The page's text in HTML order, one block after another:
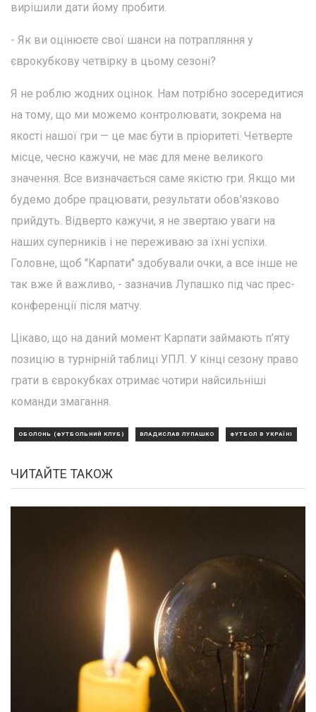
вирішили дати йому пробити.
- Як ви оцінюєте свої шанси на потрапляння у
єврокубкову четвірку в цьому сезоні?
Я не роблю жодних оцінок. Нам потрібно зосередитися
на тому, що ми можемо контролювати, зокрема на
якості нашої гри — це має бути в пріоритеті. Четверте
місце, чесно кажучи, не має для мене великого
значення. Все визначається саме якістю гри. Якщо ми
будемо добре працювати, результати обов'язково
прийдуть. Відверто кажучи, я не звертаю уваги на
наших суперників і не переживаю за їхні успіхи.
Головне, щоб "Карпати" здобували очки, а все інше не
так вже й важливо, - зазначив Лупашко під час прес-
конференції після матчу.
Цікаво, що на даний момент Карпати займають п’яту
позицію в турнірній таблиці УПЛ. У кінці сезону право
грати в єврокубках отримає чотири найсильніші
команди змагання.
ОБОЛОНЬ (ФУТБОЛЬНИЙ КЛУБ) ВЛАДИСЛАВ ЛУПАШКО ФУТБОЛ В УКРАЇНІ
ЧИТАЙТЕ ТАКОЖ